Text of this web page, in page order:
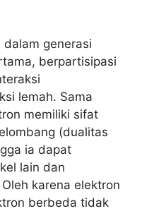
dalam generasi
berpartisipasi
lemah. Sama
memiliki sifat
(dualitas
ia dapat
lain dan
karena elektron
berbeda tidak